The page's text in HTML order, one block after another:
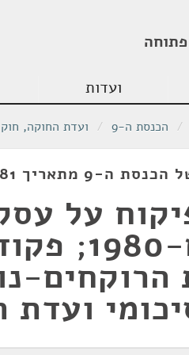
ועדות
/ הכנסת ה-9 / ועדת החוקה,
מתאריך 17/03/1981
על
התש"ם-
הרוקחים-
ועדת